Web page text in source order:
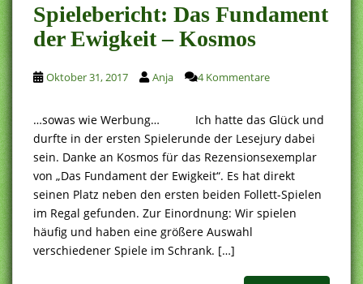
Spielebericht: Das Fundament
der Ewigkeit – Kosmos
Oktober 31, 2017 Anja 4 Kommentare
…sowas wie Werbung… Ich hatte das Glück und
durfte in der ersten Spielerunde der Lesejury dabei
sein. Danke an Kosmos für das Rezensionsexemplar
von „Das Fundament der Ewigkeit“. Es hat direkt
seinen Platz neben den ersten beiden Follett-Spielen
im Regal gefunden. Zur Einordnung: Wir spielen
häufig und haben eine größere Auswahl
verschiedener Spiele im Schrank. […]